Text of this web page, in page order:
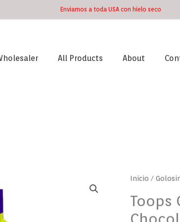
Enviamos a toda USA con hielo seco
All Products About
Inicio /
Toops
Toops
Crema
Chocolate